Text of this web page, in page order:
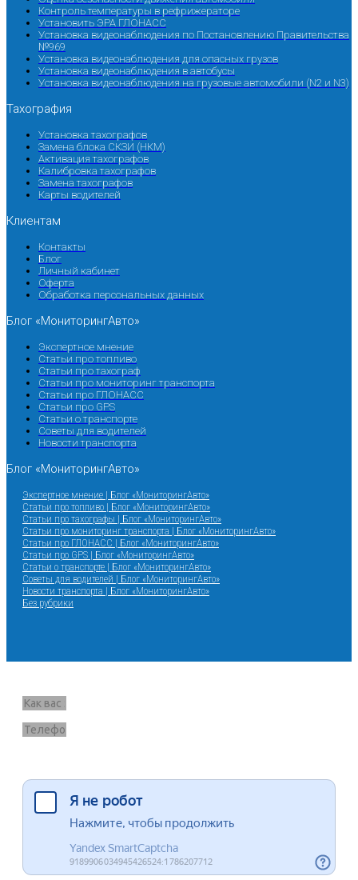
Контроль температуры в рефрижераторе
Установить ЭРА ГЛОНАСС
Установка видеонаблюдения по Постановлению Правительства
№969
Установка видеонаблюдения для опасных грузов
Установка видеонаблюдения в автобусы
Установка видеонаблюдения на грузовые автомобили (N2 и N3)
Тахография
Установка тахографов
Замена блока СКЗИ (НКМ)
Активация тахографов
Калибровка тахографов
Замена тахографов
Карты водителей
Клиентам
Контакты
Блог
Личный кабинет
Оферта
Обработка персональных данных
Блог «МониторингАвто»
Экспертное мнение
Статьи про топливо
Статьи про тахограф
Статьи про мониторинг транспорта
Статьи про ГЛОНАСС
Статьи про GPS
Статьи о транспорте
Советы для водителей
Новости транспорта
Блог «МониторингАвто»
Экспертное мнение | Блог «МониторингАвто»
Статьи про топливо | Блог «МониторингАвто»
Статьи про тахографы | Блог «МониторингАвто»
Статьи про мониторинг транспорта | Блог «МониторингАвто»
Статьи про ГЛОНАСС | Блог «МониторингАвто»
Статьи про GPS | Блог «МониторингАвто»
Статьи о транспорте | Блог «МониторингАвто»
Советы для водителей | Блог «МониторингАвто»
Новости транспорта | Блог «МониторингАвто»
Без рубрики